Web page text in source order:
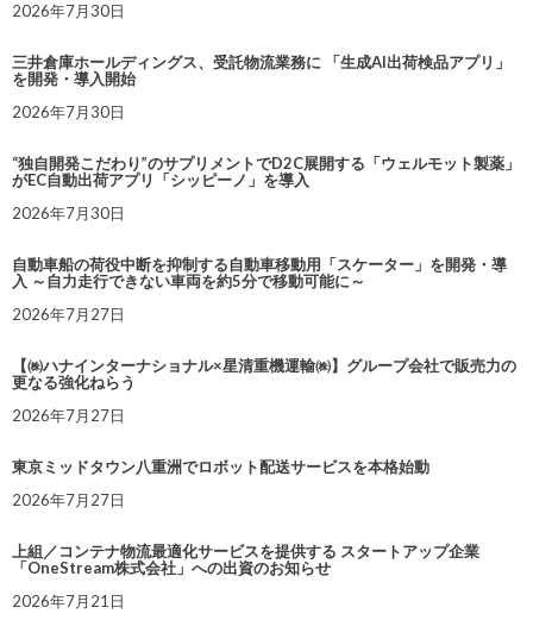
2026年7月30日
三井倉庫ホールディングス、受託物流業務に 「生成AI出荷検品アプリ」
を開発・導入開始
2026年7月30日
“独自開発こだわり”のサプリメントでD2C展開する「ウェルモット製薬」
がEC自動出荷アプリ「シッピーノ」を導入
2026年7月30日
自動車船の荷役中断を抑制する自動車移動用「スケーター」を開発・導
入 ～自力走行できない車両を約5分で移動可能に～
2026年7月27日
【㈱ハナインターナショナル×星清重機運輸㈱】グループ会社で販売力の
更なる強化ねらう
2026年7月27日
東京ミッドタウン八重洲でロボット配送サービスを本格始動
2026年7月27日
上組／コンテナ物流最適化サービスを提供する スタートアップ企業
「OneStream株式会社」への出資のお知らせ
2026年7月21日